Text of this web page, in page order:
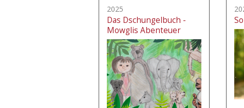
2025
Das Dschungelbuch -
Mowglis Abenteuer